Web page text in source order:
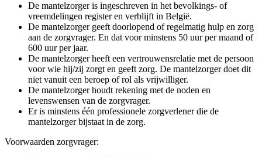
De mantelzorger is ingeschreven in het bevolkings- of
vreemdelingen register en verblijft in België.
De mantelzorger geeft doorlopend of regelmatig hulp en zorg
aan de zorgvrager. En dat voor minstens 50 uur per maand of
600 uur per jaar.
De mantelzorger heeft een vertrouwensrelatie met de persoon
voor wie hij/zij zorgt en geeft zorg. De mantelzorger doet dit
niet vanuit een beroep of rol als vrijwilliger.
De mantelzorger houdt rekening met de noden en
levenswensen van de zorgvrager.
Er is minstens één professionele zorgverlener die de
mantelzorger bijstaat in de zorg.
Voorwaarden zorgvrager: